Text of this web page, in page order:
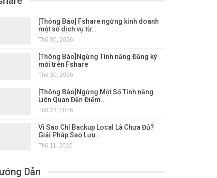
[Thông Báo] Fshare ngừng kinh doanh
một số dịch vụ từ…
Th6 30, 2026
[Thông Báo]Ngừng Tính năng Đăng ký
mới trên Fshare
Th6 30, 2026
[Thông Báo]Ngừng Một Số Tính năng
Liên Quan Đến Điểm…
Th6 23, 2026
Vì Sao Chỉ Backup Local Là Chưa Đủ?
Giải Pháp Sao Lưu…
Th6 11, 2026
Dẫn